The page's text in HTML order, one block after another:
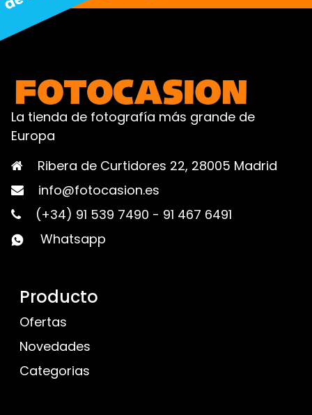
La tienda de fotografía más grande de
Europa
Ribera de Curtidores 22, 28005 Madrid
info@fotocasion.es
(+34) 91 539 7490 - 91 467 6491
Whatsapp
Producto
Ofertas
Novedades
Categorias